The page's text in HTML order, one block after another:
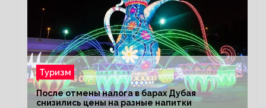
Туризм
После отмены налога в барах Дубая
снизились цены на разные напитки